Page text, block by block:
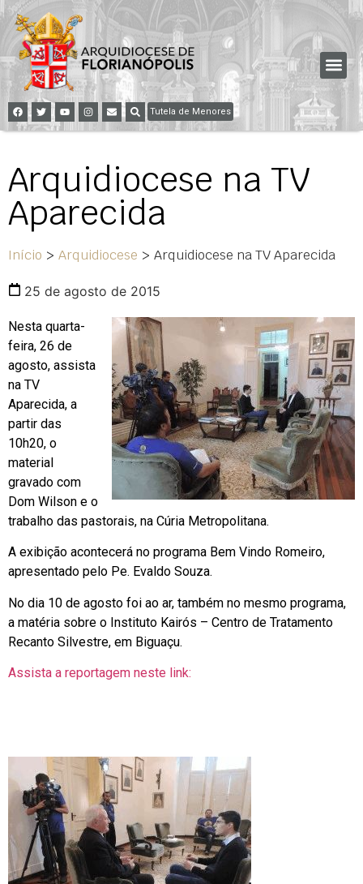
Tutela de Menores
Arquidiocese na TV
Aparecida
Início > Arquidiocese > Arquidiocese na TV Aparecida
25 de agosto de 2015
Nesta quarta-
feira, 26 de
agosto, assista
na TV
Aparecida, a
partir das
10h20, o
material
gravado com
Dom Wilson e o
trabalho das pastorais, na Cúria Metropolitana.
A exibição acontecerá no programa Bem Vindo Romeiro,
apresentado pelo Pe. Evaldo Souza.
No dia 10 de agosto foi ao ar, também no mesmo programa,
a matéria sobre o Instituto Kairós – Centro de Tratamento
Recanto Silvestre, em Biguaçu.
Assista a reportagem neste link: